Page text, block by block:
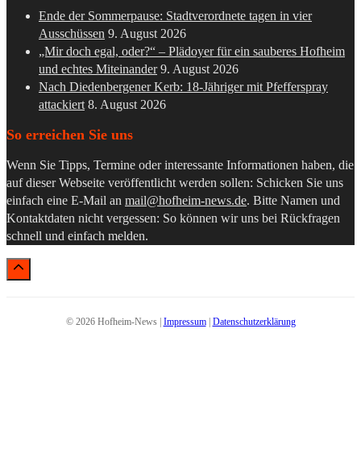
Ende der Sommerpause: Stadtverordnete tagen in vier
Ausschüssen 9. August 2026
„Mir doch egal, oder?“ – Plädoyer für ein sauberes Hofheim
und echtes Miteinander 9. August 2026
Nach Diedenbergener Kerb: 18-Jähriger mit Pfefferspray
attackiert 8. August 2026
So erreichen Sie uns
Wenn Sie Tipps, Termine oder interessante Informationen haben, die
auf dieser Webseite veröffentlicht werden sollen: Schicken Sie uns
einfach eine E-Mail an mail@hofheim-news.de. Bitte Namen und
Kontaktdaten nicht vergessen: So können wir uns bei Rückfragen
schnell und einfach melden.
© 2026 Hofheim-News | Impressum| Datenschutzerklärung